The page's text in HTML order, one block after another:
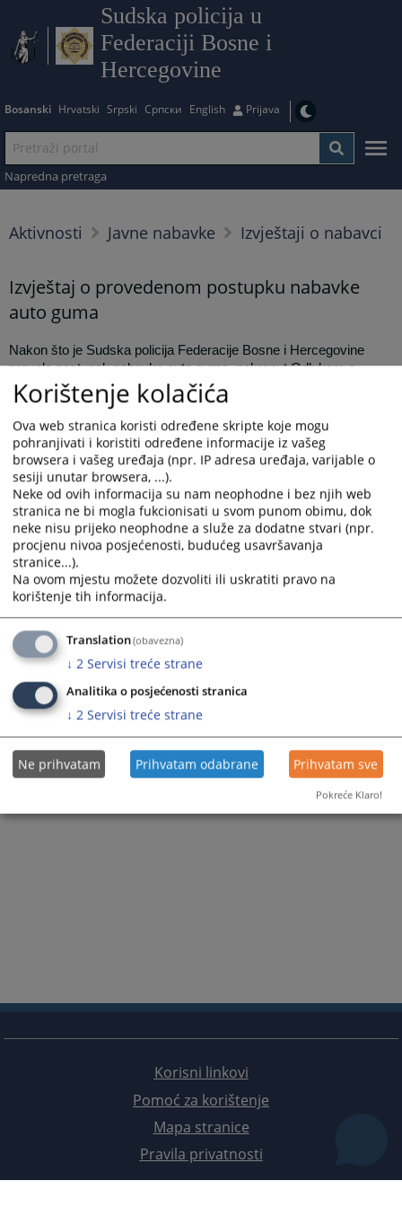
Sudska policija u
Federaciji Bosne i
Hercegovine
Bosanski Hrvatski Srpski Српски English Prijava
Napredna pretraga
Aktivnosti Javne nabavke Izvještaji o nabavci
Izvještaj o provedenom postupku nabavke
auto guma
Nakon što je Sudska policija Federacije Bosne i Hercegovine
provela postupak nabavke auto guma, pokrenut Odlukom o
nabavci roba, broj: Sp-01-1555/15 od 15.09.2015. godine te
zaključila ugovore sa najpovoljnijim ponuđačem, na portal javnih
nabavki BiH unesen je Izvještaj o provedenom postupku javne
nabavke, broj: 1413-7-1-21/15, koji možeteovdjepreuzeti.
Prikazana vijest je na: Bosanski jezik
Prateći dokumenti
Izvještaj o provedenom postupku javne nabavke
6850PREGLEDA
Korisni linkovi
Pomoć za korištenje
Mapa stranice
Pravila privatnosti
Korištenje kolačića
Ova web stranica koristi određene skripte koje mogu
pohranjivati i koristiti određene informacije iz vašeg
browsera i vašeg uređaja (npr. IP adresa uređaja, varijable o
sesiji unutar browsera, ...).
Neke od ovih informacija su nam neophodne i bez njih web
stranica ne bi mogla fukcionisati u svom punom obimu, dok
neke nisu prijeko neophodne a služe za dodatne stvari (npr.
procjenu nivoa posjećenosti, budućeg usavršavanja
stranice...).
Na ovom mjestu možete dozvoliti ili uskratiti pravo na
korištenje tih informacija.
Translation(obavezna)
↓ 2 Servisi treće strane
Analitika o posjećenosti stranica
↓ 2 Servisi treće strane
Ne prihvatam Prihvatam odabrane Prihvatam sve
Pokreće Klaro!